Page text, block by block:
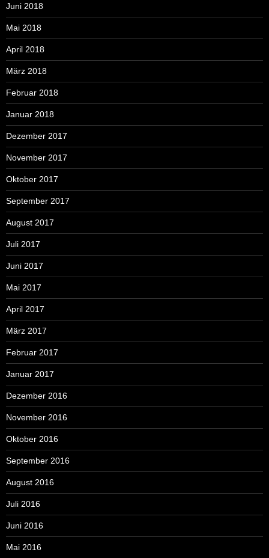
Juni 2018
Mai 2018
April 2018
März 2018
Februar 2018
Januar 2018
Dezember 2017
November 2017
Oktober 2017
September 2017
August 2017
Juli 2017
Juni 2017
Mai 2017
April 2017
März 2017
Februar 2017
Januar 2017
Dezember 2016
November 2016
Oktober 2016
September 2016
August 2016
Juli 2016
Juni 2016
Mai 2016